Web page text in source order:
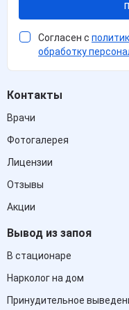
Согласен с
обработку
Контакты
Врачи
Фотогалерея
Лицензии
Отзывы
Акции
Вывод из запоя
В стационаре
Нарколог на дом
Принудительное